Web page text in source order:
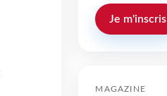
Je m'inscris
MAGAZINE